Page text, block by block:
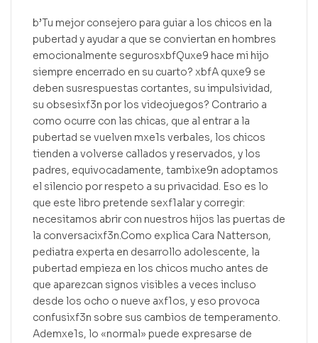
b’Tu mejor consejero para guiar a los chicos en la
pubertad y ayudar a que se conviertan en hombres
emocionalmente segurosxbfQuxe9 hace mi hijo
siempre encerrado en su cuarto? xbfA quxe9 se
deben susrespuestas cortantes, su impulsividad,
su obsesixf3n por los videojuegos? Contrario a
como ocurre con las chicas, que al entrar a la
pubertad se vuelven mxe1s verbales, los chicos
tienden a volverse callados y reservados, y los
padres, equivocadamente, tambixe9n adoptamos
el silencio por respeto a su privacidad. Eso es lo
que este libro pretende sexf1alar y corregir:
necesitamos abrir con nuestros hijos las puertas de
la conversacixf3n.Como explica Cara Natterson,
pediatra experta en desarrollo adolescente, la
pubertad empieza en los chicos mucho antes de
que aparezcan signos visibles a veces incluso
desde los ocho o nueve axf1os, y eso provoca
confusixf3n sobre sus cambios de temperamento.
Ademxe1s, lo «normal» puede expresarse de